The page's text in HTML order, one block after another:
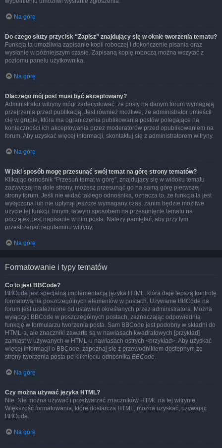
Na górę
Do czego służy przycisk “Zapisz” znajdujący się w oknie tworzenia tematu?
Funkcja ta umożliwia zapisanie kopii roboczej i dokończenie pisania oraz
wysłanie w późniejszym czasie. Zapisaną kopię roboczą można wczytać z
poziomu panelu użytkownika.
Na górę
Dlaczego mój post musi być akceptowany?
Administrator witryny mógł zadecydować, że posty na danym forum wymagają
przejrzenia przed publikacją. Jest również możliwe, że administrator umieścił
cię w grupie, która ma ograniczenia publikowania postów polegające na
konieczności ich akceptowania przez moderatorów przed opublikowaniem na
forum. Aby uzyskać więcej informacji, skontaktuj się z administratorem witryny.
Na górę
W jaki sposób mogę przesunąć swój temat na górę strony tematów?
Klikając odnośnik “Przesuń temat w górę”, znajdujący się w widoku tematu
zazwyczaj na dole strony, możesz przesunąć go na samą górę pierwszej
strony forum. Jeśli nie widać takiego odnośnika, oznacza to, że funkcja ta jest
wyłączona lub nie upłynął jeszcze wymagany czas, zanim będzie możliwe
użycie tej funkcji. Innym, łatwym sposobem na przesunięcie tematu na
początek, jest napisanie w nim posta. Należy pamiętać, aby przy tym
przestrzegać regulaminu witryny.
Na górę
Formatowanie i typy tematów
Co to jest BBCode?
BBCode jest specjalną implementacją języka HTML, która daje lepszą kontrolę
formatowania poszczególnych elementów w postach. Używanie BBCode na
forum jest uzależnione od ustawień określanych przez administratora. Można
wyłączyć BBCode w poszczególnych postach, zaznaczając odpowiednią
funkcję w formularzu tworzenia posta. Sam BBCode jest podobny w składni do
HTML-a, ale znaczniki zawarte są w nawiasach kwadratowych [przykład]
zamiast w używanych w HTML-u nawiasach ostrych <przykład>. Aby uzyskać
więcej informacji o BBCode, zapoznaj się z przewodnikiem dostępnym ze
strony tworzenia posta po kliknięciu odnośnika BBCode.
Na górę
Czy można używać języka HTML?
Nie. Nie można używać i przetwarzać znaczników HTML na tej witrynie.
Większość formatowania, które dostarcza HTML, można uzyskać, używając
BBCode.
Na górę